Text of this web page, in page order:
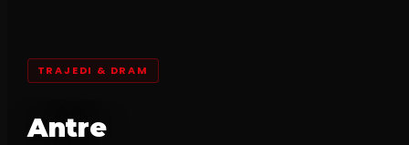
TRAJEDI & DRAM
Antre